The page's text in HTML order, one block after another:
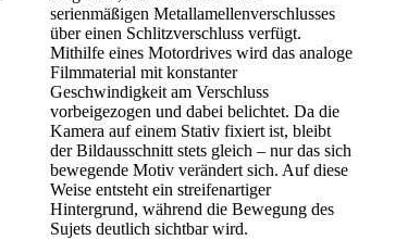
serienmäßigen Metallamellenverschlusses
über einen Schlitzverschluss verfügt.
Mithilfe eines Motordrives wird das analoge
Filmmaterial mit konstanter
Geschwindigkeit am Verschluss
vorbeigezogen und dabei belichtet. Da die
Kamera auf einem Stativ fixiert ist, bleibt
der Bildausschnitt stets gleich – nur das sich
bewegende Motiv verändert sich. Auf diese
Weise entsteht ein streifenartiger
Hintergrund, während die Bewegung des
Sujets deutlich sichtbar wird.